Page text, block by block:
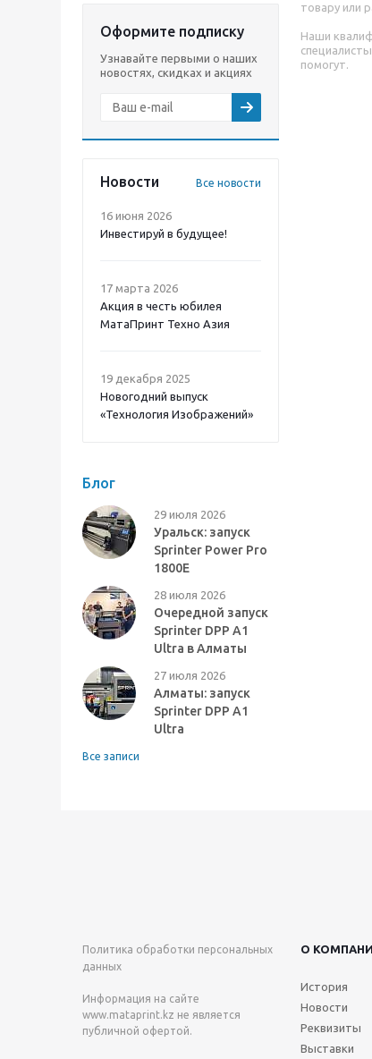
Оформите подписку
Узнавайте первыми о наших
новостях, скидках и акциях
Новости Все новости
16 июня 2026
Инвестируй в будущее!
17 марта 2026
Акция в честь юбилея
МатаПринт Техно Азия
19 декабря 2025
Новогодний выпуск
«Технология Изображений»
Блог
29 июля 2026
Уральск: запуск
Sprinter Power Pro
1800E
28 июля 2026
Очередной запуск
Sprinter DPP A1
Ultra в Алматы
27 июля 2026
Алматы: запуск
Sprinter DPP A1
Ultra
Все записи
товару или
Наши
помогут.
Политика обработки персональных
данных
Информация на сайте
www.mataprint.kz не является
публичной офертой.
О
История
Новости
Реквизиты
Выставки